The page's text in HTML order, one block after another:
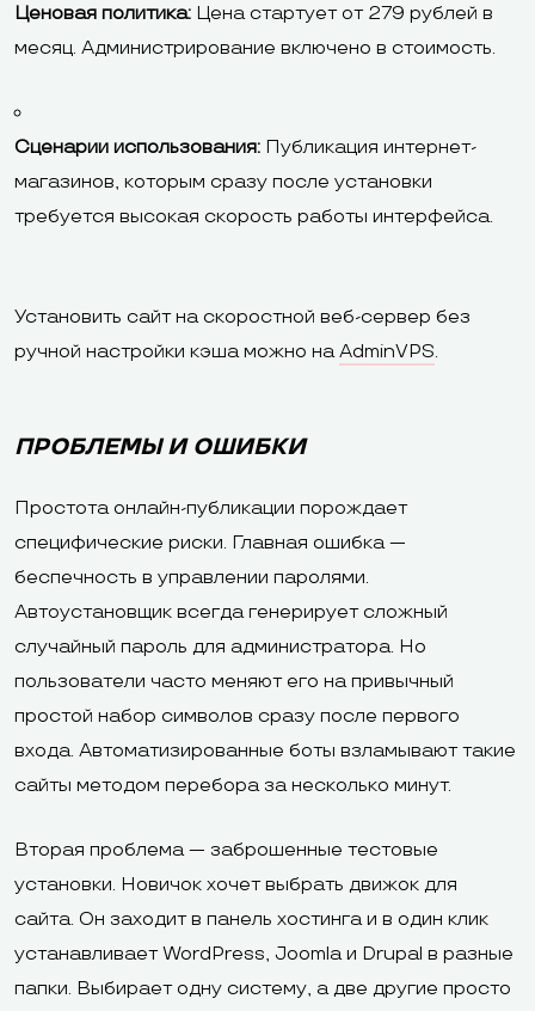
Ценовая политика: Цена стартует от 279 рублей в
месяц. Администрирование включено в стоимость.
Сценарии использования: Публикация интернет-
магазинов, которым сразу после установки
требуется высокая скорость работы интерфейса.
Установить сайт на скоростной веб-сервер без
ручной настройки кэша можно наAdminVPS.
ПРОБЛЕМЫ И ОШИБКИ
Простота онлайн-публикации порождает
специфические риски. Главная ошибка —
беспечность в управлении паролями.
Автоустановщик всегда генерирует сложный
случайный пароль для администратора. Но
пользователи часто меняют его на привычный
простой набор символов сразу после первого
входа. Автоматизированные боты взламывают такие
сайты методом перебора за несколько минут.
Вторая проблема — заброшенные тестовые
установки. Новичок хочет выбрать движок для
сайта. Он заходит в панель хостинга и в один клик
устанавливает WordPress, Joomla и Drupal в разные
папки. Выбирает одну систему, а две другие просто